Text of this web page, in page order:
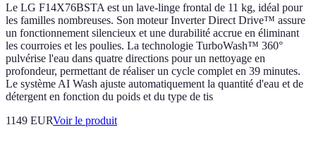
​Le LG F14X76BSTA est un lave-linge frontal de 11 kg, idéal pour
les familles nombreuses. Son moteur Inverter Direct Drive™ assure
un fonctionnement silencieux et une durabilité accrue en éliminant
les courroies et les poulies. La technologie TurboWash™ 360°
pulvérise l'eau dans quatre directions pour un nettoyage en
profondeur, permettant de réaliser un cycle complet en 39 minutes.
Le système AI Wash ajuste automatiquement la quantité d'eau et de
détergent en fonction du poids et du type de tis
1149 EURVoir le produit